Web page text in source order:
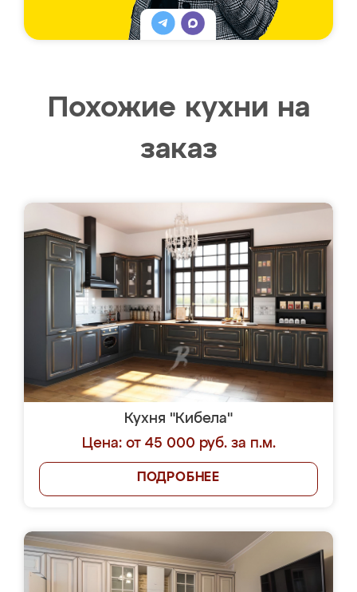
Похожие кухни на
заказ
Кухня "Кибела"
Цена: от 45 000 руб. за п.м.
ПОДРОБНЕЕ